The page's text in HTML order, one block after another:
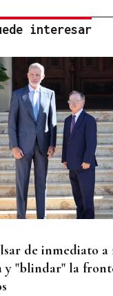
interesar
de inmediato a
y "blindar" la